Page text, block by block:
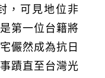
，可見地位非
第一位台籍將
儼然成為抗日
蹟直至台灣光